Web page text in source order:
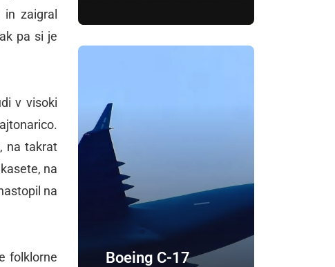
in zaigral
pa si je
v visoki
na takrat
na
na
folklorne
Boeing C-17